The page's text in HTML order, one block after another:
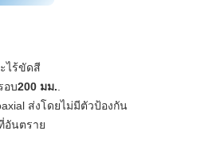
ไร้ขัดสี
อบ200 มม.
ส่งโดยไม่มีตัวป้องกัน
อันตราย